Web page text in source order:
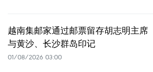
越南集邮家通过邮票留存胡志明主席
与黄沙、长沙群岛印记
01/08/2026 03:00